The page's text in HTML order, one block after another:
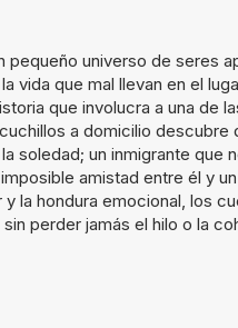
pequeño universo de seres
vida que mal llevan en el
que involucra a una de
a domicilio descubre
soledad; un inmigrante que
amistad entre él y
la hondura emocional, los
perder jamás el hilo o la